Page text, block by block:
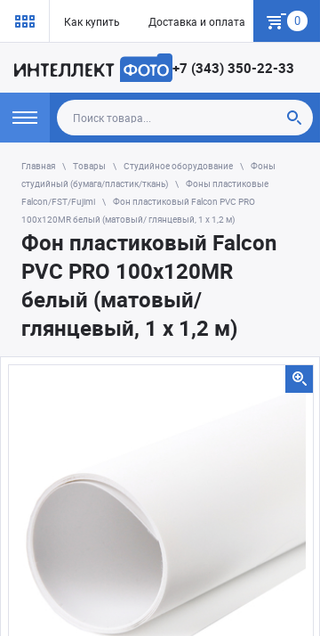
Как купить Доставка и оплата Гарантия
0
+7 (343) 350-22-33
Главная Товары Студийное оборудование
Фоны
студийный (бумага/пластик/ткань)
Фоны пластиковые
Falcon/FST/Fujimi
Фон пластиковый Falcon PVC PRO
100х120MR белый (матовый/ глянцевый, 1 х 1,2 м)
Фон пластиковый Falcon
PVC PRO 100х120MR
белый (матовый/
глянцевый, 1 х 1,2 м)